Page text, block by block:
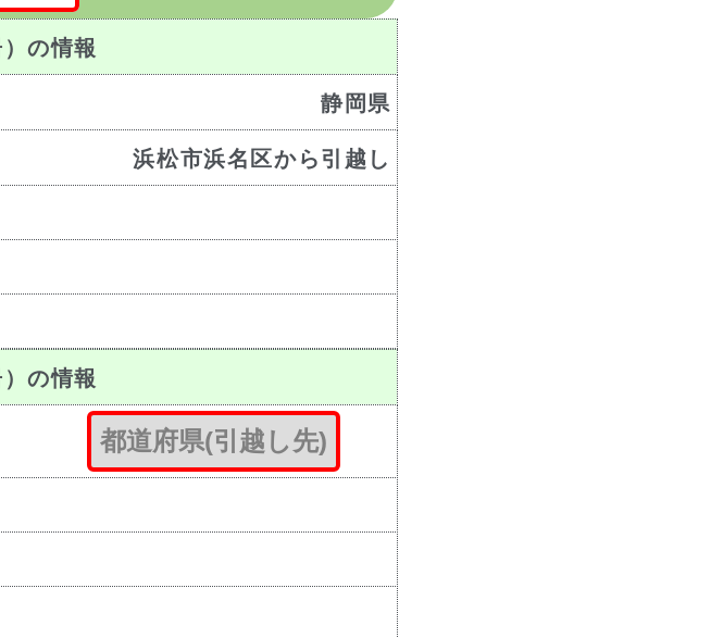
の情報
静岡県
浜松市浜名区から引越し
の情報